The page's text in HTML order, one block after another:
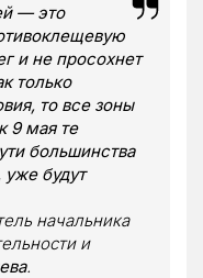
— это
и не просохнет
только
то все зоны
9 мая те
большинства
будут
начальника
и
.